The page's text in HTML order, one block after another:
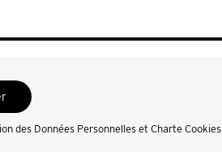
des Données Personnelles et Charte Cookies